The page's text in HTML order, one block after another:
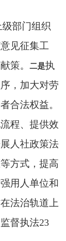
部门组织
见征集工
策。二是执
，加大对劳
合法权益。
程、提供效
人社政策法
方式，提高
用人单位和
法治轨道上
督执法23